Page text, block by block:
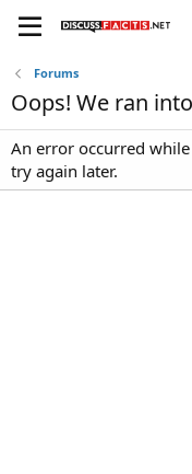
Forums
Oops! We ran
An error occurred
try again later.